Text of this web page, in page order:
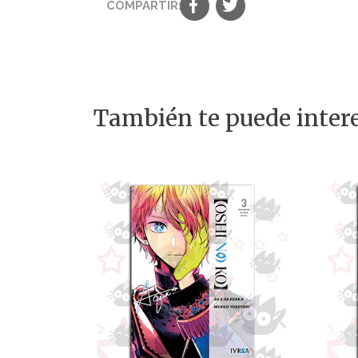
COMPARTIR:
También te puede